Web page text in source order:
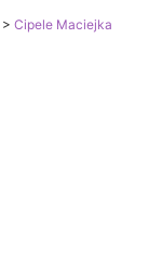
> Cipele Maciejka